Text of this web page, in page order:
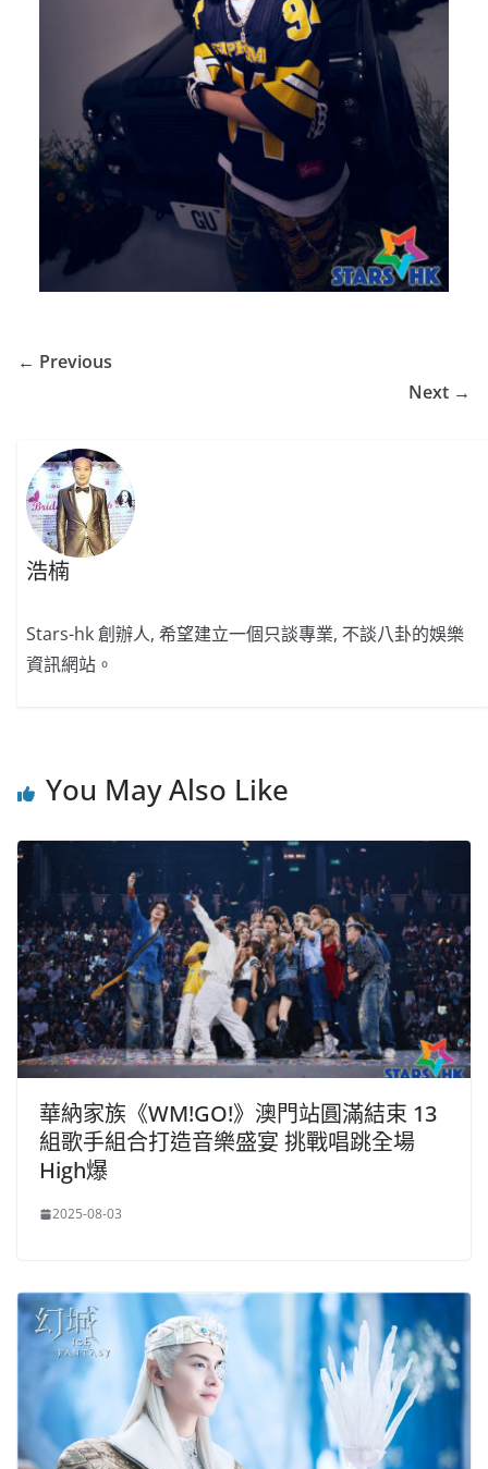
← Previous
Next →
浩楠
Stars-hk 創辦人, 希望建立一個只談專業, 不談八卦的娛樂
資訊網站。
You May Also Like
華納家族《WM!GO!》澳門站圓滿結束 13
組歌手組合打造音樂盛宴 挑戰唱跳全場
High爆
2025-08-03